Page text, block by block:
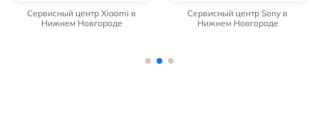
Сервисный центр Xiaomi в
Нижнем Новгороде
Сервисный центр Sony в
Нижнем Новгороде